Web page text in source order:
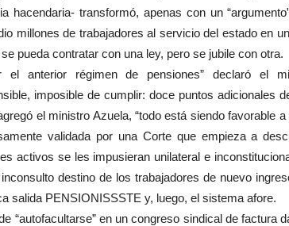
hacendaria- transformó, apenas con un
millones de trabajadores al servicio del estado en
pueda contratar con una ley, pero se jubile con otra.
el anterior régimen de pensiones” declaró el
imposible de cumplir: doce puntos adicionales
el ministro Azuela, “todo está siendo favorable
validada por una Corte que empieza a
activos se les impusieran unilateral e
destino de los trabajadores de nuevo
salida PENSIONISSSTE y, luego, el sistema afore.
“autofacultarse” en un congreso sindical de factura